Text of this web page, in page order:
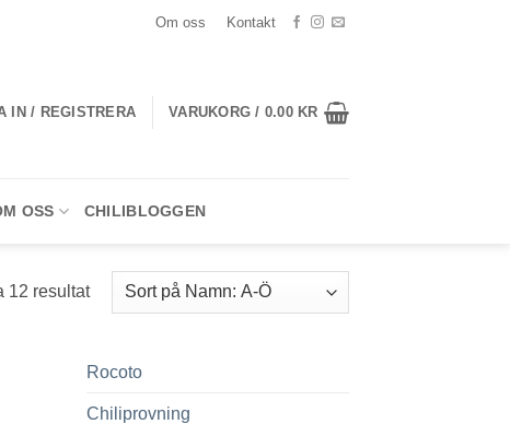
Om oss Kontakt
IN / REGISTRERA VARUKORG / 0.00 KR
OSS CHILIBLOGGEN
12 resultat
Rocoto
Chiliprovning